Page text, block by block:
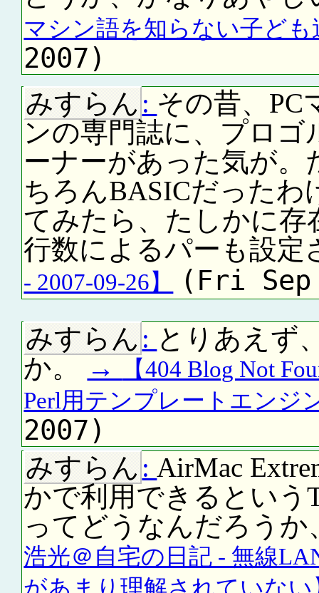
マシン語を知らない子ども
2007)
みすらん : その昔、PC
ンの専門誌に、プロゴ
ーナーがあった気が。
ちろんBASICだったわ
てみたら、たしかに存
行数によるパーも設
- 2007-09-26】 (Fri
みすらん : とりあえず
か。
→
【404 Blog Not
Perl用テンプレートエンジ
2007)
みすらん : AirMac
かで利用できるという
ってどうなんだろう
浩光＠自宅の日記 - 無線